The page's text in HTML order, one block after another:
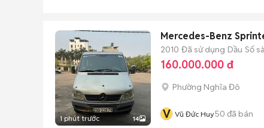
1 phút trước 14
Mercedes-Benz
2010 Đã sử dụng Dầu Số
160.000.000 đ
Phường Nghĩa Đô
V Vũ Đức Huy50 đã bán